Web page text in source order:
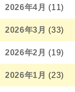
2026年4月 (11)
2026年3月 (33)
2026年2月 (19)
2026年1月 (23)